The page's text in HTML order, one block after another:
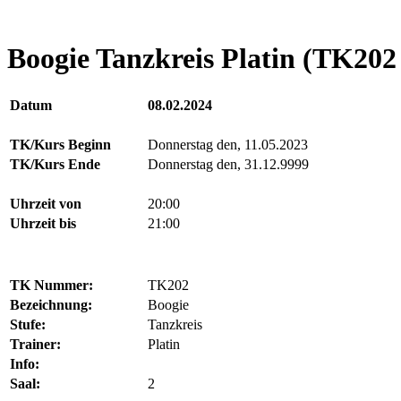
Boogie Tanzkreis Platin
Datum 08.02.2024
TK/Kurs Beginn
Donnerstag den, 11.05.2023
TK/Kurs Ende
Donnerstag den, 31.12.9999
Uhrzeit von
20:00
Uhrzeit bis
21:00
TK Nummer:
TK202
Bezeichnung:
Boogie
Stufe:
Tanzkreis
Trainer:
Platin
Info:
Saal:
2